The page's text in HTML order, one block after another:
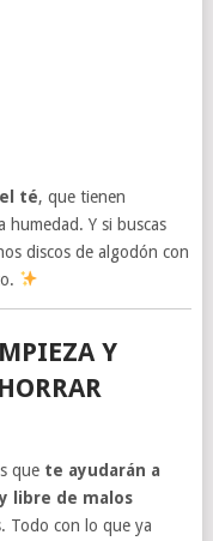
té, que tienen
humedad. Y si buscas
discos de algodón con
Y
que te ayudarán a
libre de malos
Todo con lo que ya